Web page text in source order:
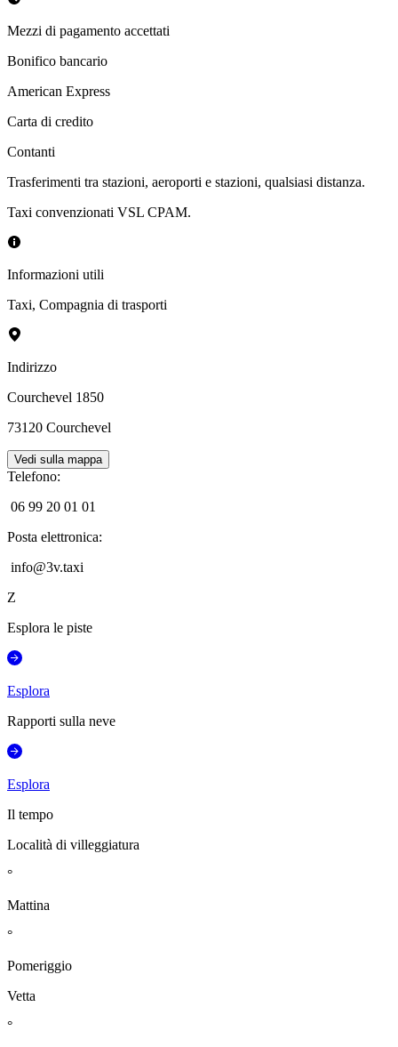
Mezzi di pagamento accettati
Bonifico bancario
American Express
Carta di credito
Contanti
Trasferimenti tra stazioni, aeroporti e stazioni, qualsiasi distanza.
Taxi convenzionati VSL CPAM.
Informazioni utili
Taxi, Compagnia di trasporti
Indirizzo
Courchevel 1850
73120 Courchevel
Vedi sulla mappa
Telefono:
06 99 20 01 01
Posta elettronica:
info@3v.taxi
Z
Esplora le piste
Esplora
Rapporti sulla neve
Esplora
Il tempo
Località di villeggiatura
°
Mattina
°
Pomeriggio
Vetta
°